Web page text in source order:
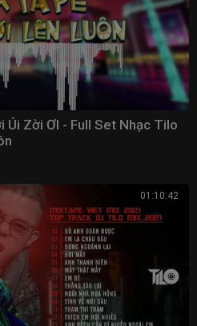
Úi Zời ƠI - Full Set Nhạc Tilo
01:10:42